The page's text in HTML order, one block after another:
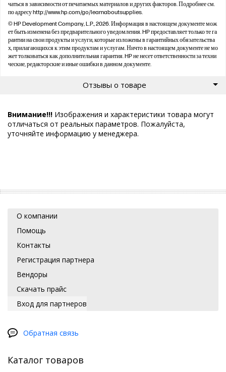
чаться в зависимости от печатаемых материалов и других факторов. Подробнее см.
по адресу http://www.hp.com/go/learnaboutsupplies.
© HP Development Company, L.P., 2026. Информация в настоящем документе мож
ет быть изменена без предварительного уведомления. HP предоставляет только те га
рантии на свои продукты и услуги, которые изложены в гарантийных обязательства
х, прилагающихся к этим продуктам и услугам. Ничто в настоящем документе не мо
жет толковаться как дополнительная гарантия. HP не несет ответственности за техни
ческие, редакторские и иные ошибки в данном документе.
Отзывы о товаре
Внимание!!! Изображения и характеристики товара могут
отличаться от реальных параметров. Пожалуйста,
уточняйте информацию у менеджера.
О компании
Помощь
Контакты
Регистрация партнера
Вендоры
Скачать прайс
Вход для партнеров
Обратная связь
Каталог товаров